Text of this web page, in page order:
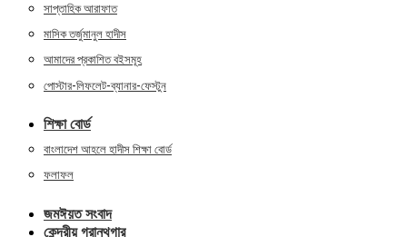
সাপ্তাহিক আরাফাত
মাসিক তর্জুমানুল হাদীস
আমাদের প্রকাশিত বইসমূহ
পোস্টার-লিফলেট-ব্যানার-ফেস্টুন
শিক্ষা বোর্ড
বাংলাদেশ আহলে হাদীস শিক্ষা বোর্ড
ফলাফল
জমঈয়ত সংবাদ
কেন্দ্রীয় গ্রান্থগার